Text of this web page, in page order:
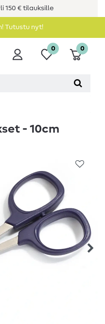
150 € tilauksille
Tutustu nyt!
0 0
- 10cm